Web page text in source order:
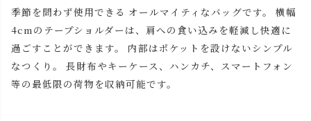
レッド×ブラックショルダ
カートに入れる
季節を問わず使用できる オールマイティなバッグです。 横幅
4cmのテープショルダーは、肩への食い込みを軽減し快適に
過ごすことができます。 内部はポケットを設けないシンプル
なつくり。 長財布やキーケース、ハンカチ、スマートフォン
等の最低限の荷物を収納可能です。